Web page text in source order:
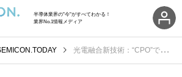
半導体業界の"今"がすべてわかる！
業界No.1情報メディア
光電融合新技術：“CPO”で大きく変わるネットワークインフラ